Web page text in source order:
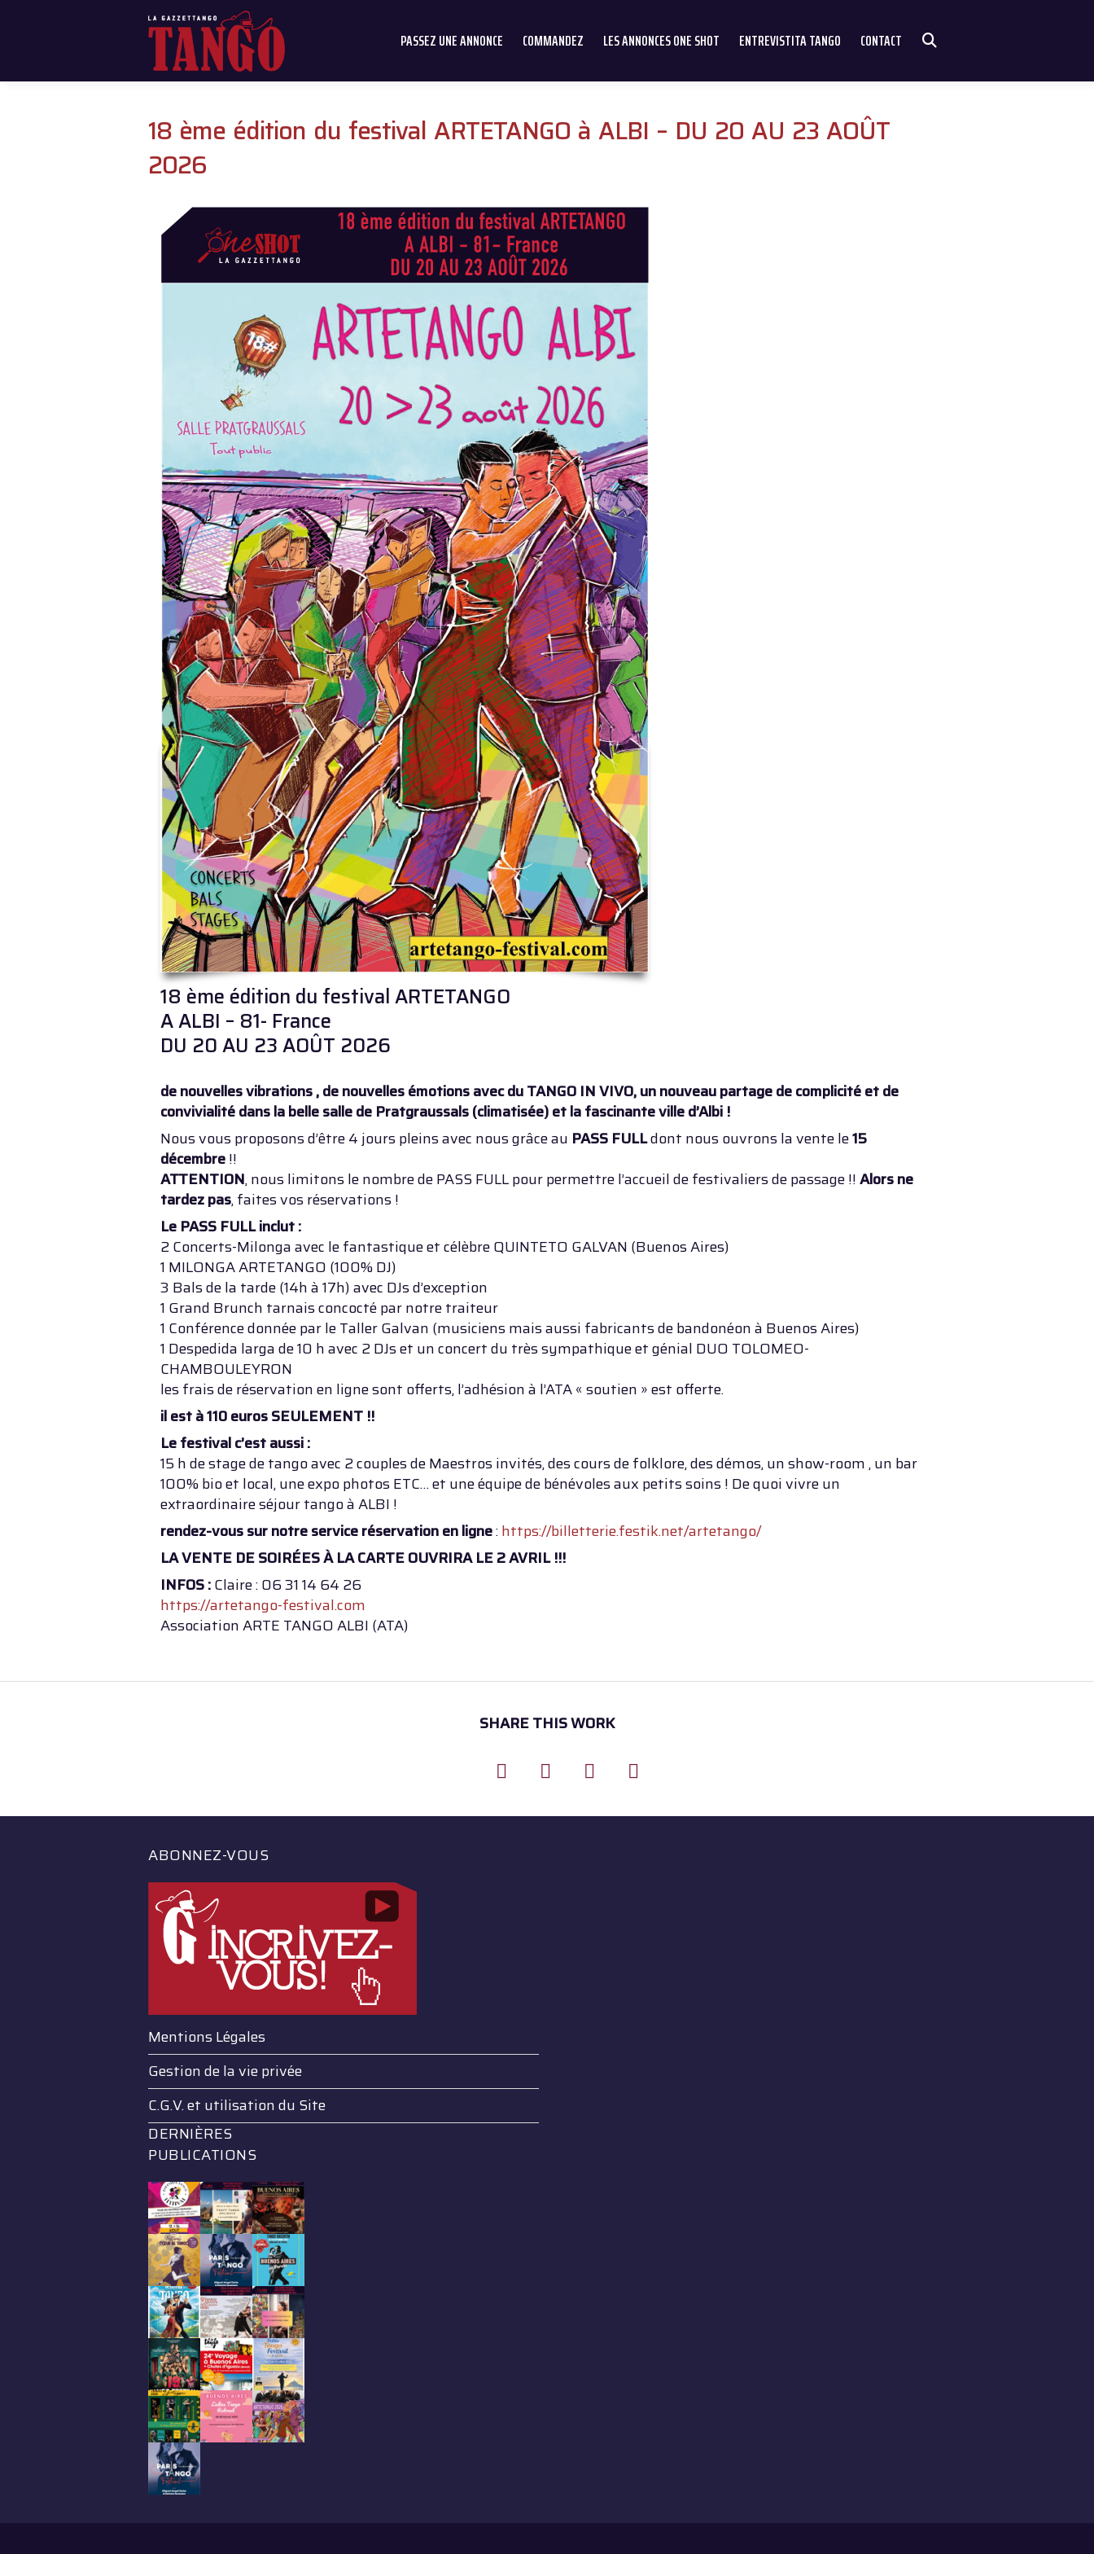
PASSEZ UNE ANNONCE COMMANDEZ LES ANNONCES ONE SHOT ENTREVISTITA TANGO CONTACT
18 ème édition du festival ARTETANGO à ALBI – DU 20 AU 23 AOÛT
2026
18 ème édition du festival ARTETANGO
A ALBI – 81- France
DU 20 AU 23 AOÛT 2026
de nouvelles vibrations , de nouvelles émotions avec du TANGO IN VIVO, un nouveau partage de complicité et de
convivialité dans la belle salle de Pratgraussals (climatisée) et la fascinante ville d’Albi !
Nous vous proposons d’être 4 jours pleins avec nous grâce au PASS FULLdont nous ouvrons la vente le15
décembre!!
ATTENTION, nous limitons le nombre de PASS FULL pour permettre l’accueil de festivaliers de passage !!Alors ne
tardez pas, faites vos réservations !
Le PASS FULL inclut :
2 Concerts-Milonga avec le fantastique et célèbre QUINTETO GALVAN (Buenos Aires)
1 MILONGA ARTETANGO (100% DJ)
3 Bals de la tarde (14h à 17h) avec DJs d’exception
1 Grand Brunch tarnais concocté par notre traiteur
1 Conférence donnée par le Taller Galvan (musiciens mais aussi fabricants de bandonéon à Buenos Aires)
1 Despedida larga de 10 h avec 2 DJs et un concert du très sympathique et génial DUO TOLOMEO-
CHAMBOULEYRON
les frais de réservation en ligne sont offerts, l’adhésion à l’ATA « soutien » est offerte.
il est à 110 euros SEULEMENT !!
Le festival c’est aussi :
15 h de stage de tango avec 2 couples de Maestros invités, des cours de folklore, des démos, un show-room , un bar
100% bio et local, une expo photos ETC… et une équipe de bénévoles aux petits soins ! De quoi vivre un
extraordinaire séjour tango à ALBI !
rendez-vous sur notre service réservation en ligne:https://billetterie.festik.net/artetango/
LA VENTE DE SOIRÉES À LA CARTE OUVRIRA LE 2 AVRIL !!!
INFOS :Claire : 06 31 14 64 26
https://artetango-festival.com
Association ARTE TANGO ALBI (ATA)
SHARE THIS WORK
ABONNEZ-VOUS
Mentions Légales
Gestion de la vie privée
C.G.V. et utilisation du Site
DERNIÈRES
PUBLICATIONS